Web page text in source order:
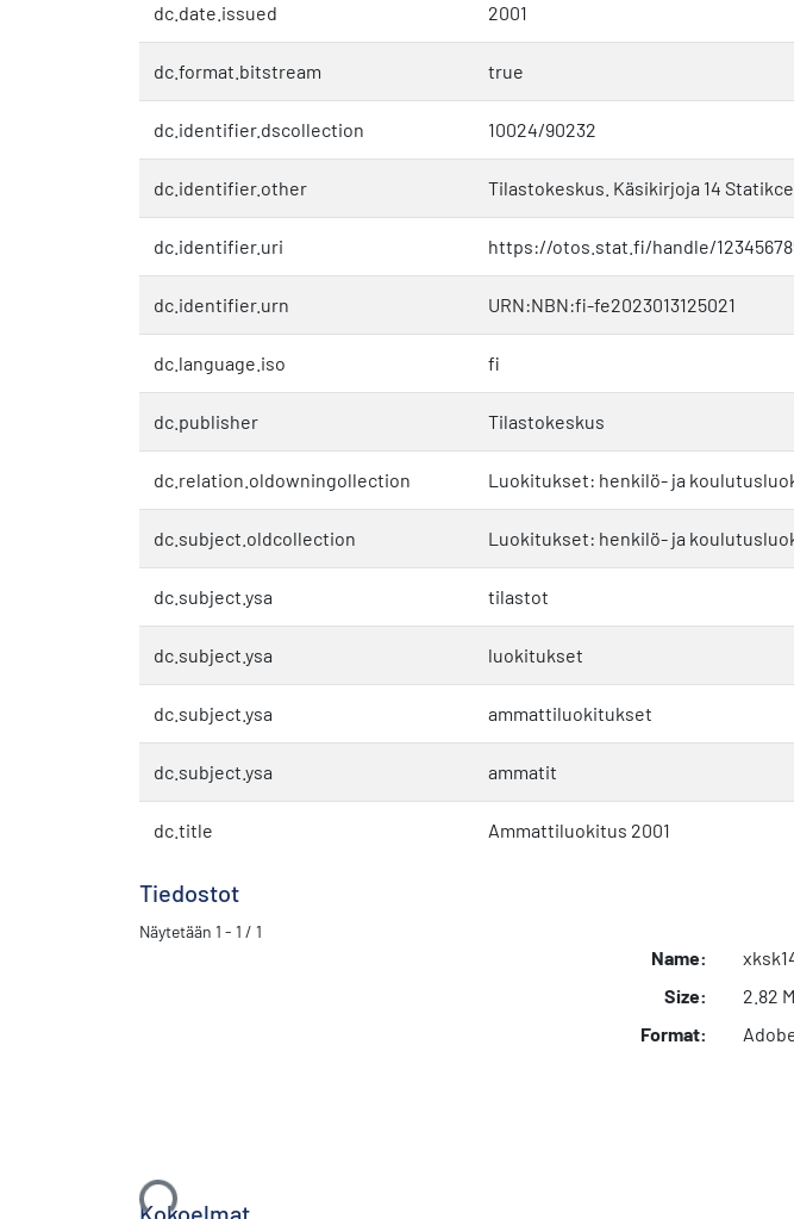
dc.date.issued 2001
dc.format.bitstream true
dc.identifier.dscollection 10024/90232
dc.identifier.other Tilastokeskus. Käsikirjoja 14
dc.identifier.uri https://otos.stat.fi/handle/
dc.identifier.urn URN:NBN:fi-fe2023013125021
dc.language.iso fi
dc.publisher Tilastokeskus
dc.relation.oldowningollection Luokitukset: henkilö- ja
dc.subject.oldcollection Luokitukset: henkilö- ja
dc.subject.ysa tilastot
dc.subject.ysa luokitukset
dc.subject.ysa ammattiluokitukset
dc.subject.ysa ammatit
dc.title Ammattiluokitus 2001
Tiedostot
Näytetään 1 - 1 / 1
Ladataan...
Name:
Size:
2.82
Format:
Kokoelmat